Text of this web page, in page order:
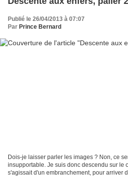
Publié le 26/04/2013 à 07:07
Par Prince Bernard
Dois-je laisser parler les images ? Non, ce
insupportable. Je suis donc descendu sur le
s'agissait d'un embranchement, pour arriver